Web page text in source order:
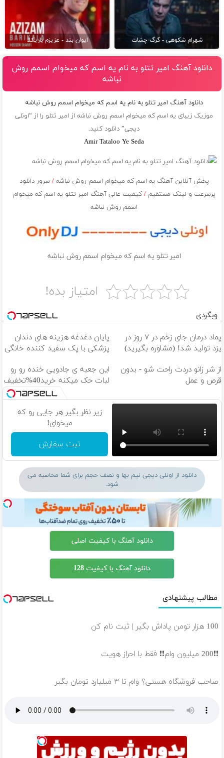
شهرام شکوهی - گرگ چشات ایوان بند - عزیزم باریکلا
دانلود آهنگ امیر تتلو به نام یه اسم که میخوام اسمم روش
نباشه
دانلود آهنگ امیر تتلو به نام یه اسم که میخوام اسمم روش نباشه
موزیک زیبای یه اسم که میخوام اسمم روش نباشه از امیر تتلو را از “اونلی
دیجی” دانلود کنید.
Amir Tataloo Ye Seda
پخش آنلاین آهنگ یه اسم که میخوام اسمم روش نباشه/ سرور دانلود
پرسرعت و لینک مستقیم/ کیفیت عالی آهنگ امیر تتلو یه اسم که میخوام
اسمم روش نباشه
امیر تتلو یه اسم که میخوام اسمم روش نباشه
امتیاز بده!
وبگردی
پماد درمان جای زخم در ۷ روز در
یزد تولید شد! (مشاوره بگیرید)
پایان دغدغه هزینه های دندان
پزشکی با پک سفید کننده خانگی
از شر زانو دردت راحت شو - بدون
قرص و عمل
این جعبه ی جادویی خنده رو رو
لبات حک میکنه خرید40%تخفیف
زیر نظر بگیر هر جایی رو که
میخوای!
ثبت سفارش
دانلود از اونلی دیجی نیم بها و نصف حجم برای شما محاسبه می
شود.
دانلود آهنگ با کیفیت اصلی
دانلود آهنگ با کیفیت 128
مطالب پیشنهادی
100 هزار تومن پاداش بگیر | ثبت نام کن
❗❗200 میلیون وام❗❗ فقط با احراز هویت
صاحب فروشگاه هستی؟ وام تا ۳ میلیارد تومان بگیر